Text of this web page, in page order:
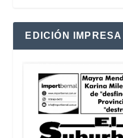
EDICIÓN IMPRESA